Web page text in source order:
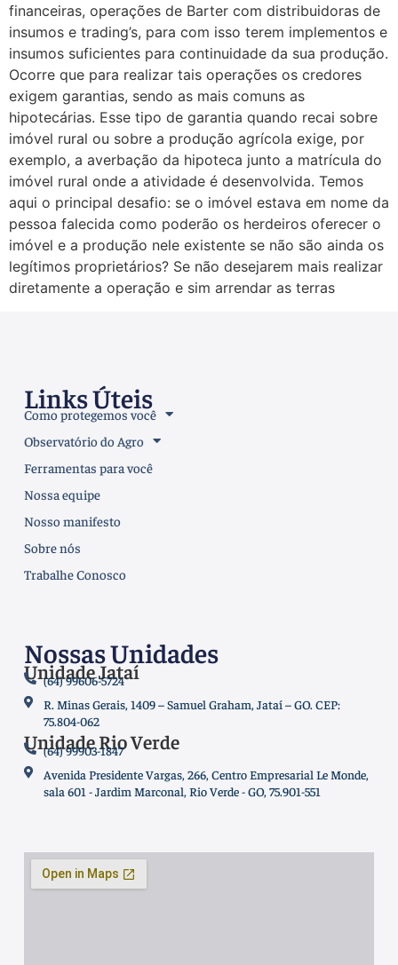
financeiras, operações de Barter com distribuidoras de
insumos e trading’s, para com isso terem implementos e
insumos suficientes para continuidade da sua produção.
Ocorre que para realizar tais operações os credores
exigem garantias, sendo as mais comuns as
hipotecárias. Esse tipo de garantia quando recai sobre
imóvel rural ou sobre a produção agrícola exige, por
exemplo, a averbação da hipoteca junto a matrícula do
imóvel rural onde a atividade é desenvolvida. Temos
aqui o principal desafio: se o imóvel estava em nome da
pessoa falecida como poderão os herdeiros oferecer o
imóvel e a produção nele existente se não são ainda os
legítimos proprietários? Se não desejarem mais realizar
diretamente a operação e sim arrendar as terras
Links Úteis
Como protegemos você
Observatório do Agro
Ferramentas para você
Nossa equipe
Nosso manifesto
Sobre nós
Trabalhe Conosco
Nossas Unidades
Unidade Jataí
(64) 99606-5724
R. Minas Gerais, 1409 – Samuel Graham, Jataí – GO. CEP:
75.804-062
Unidade Rio Verde
(64) 99903-1847
Avenida Presidente Vargas, 266, Centro Empresarial Le Monde,
sala 601 - Jardim Marconal, Rio Verde - GO, 75.901-551